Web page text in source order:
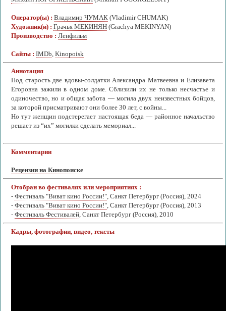
Оператор(ы) : Владимир ЧУМАК (Vladimir CHUMAK)
Художник(и) : Грачья МЕКИНЯН (Grachya MEKINYAN)
Производство : Ленфильм
Сайты : IMDb, Kinopoisk
Аннотация
Под старость две вдовы-солдатки Александра Матвеевна и Елизавета
Егоровна зажили в одном доме. Сблизили их не только несчастье и
одиночество, но и общая забота — могила двух неизвестных бойцов,
за которой присматривают они более 30 лет, с войны...
Но тут женщин подстерегает настоящая беда — районное начальство
решает из “их” могилки сделать мемориал...
Комментарии
Рецензии на Кинопоиске
Отобран во фестивалях или мероприятиях :
- Фестиваль "Виват кино России!", Санкт Петербург (Россия), 2024
- Фестиваль "Виват кино России!", Санкт Петербург (Россия), 2013
- Фестиваль Фестивалей, Санкт Петербург (Россия), 2010
Кадры, фотографии, видео, тексты